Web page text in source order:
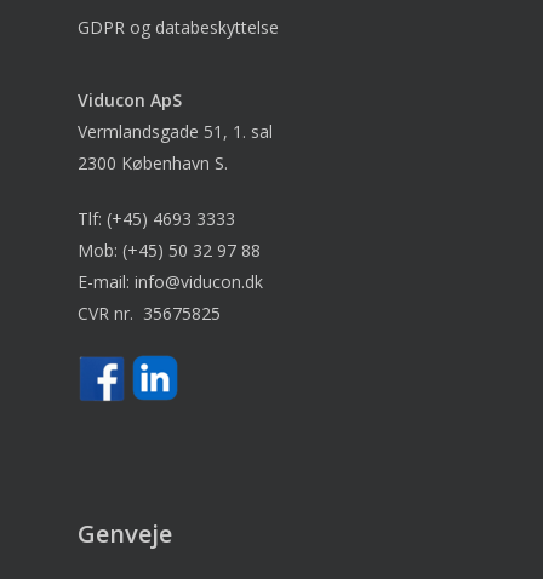
GDPR og databeskyttelse
Viducon ApS
Vermlandsgade 51, 1. sal
2300 København S.
Tlf: (+45) 4693 3333
Mob: (+45) 50 32 97 88
E-mail: info@viducon.dk
CVR nr. 35675825
Genveje